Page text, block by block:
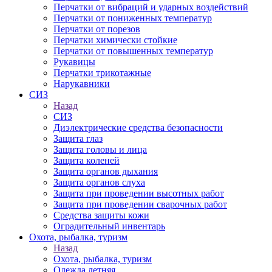
Перчатки от вибраций и ударных воздействий
Перчатки от пониженных температур
Перчатки от порезов
Перчатки химически стойкие
Перчатки от повышенных температур
Рукавицы
Перчатки трикотажные
Нарукавники
СИЗ
Назад
СИЗ
Диэлектрические средства безопасности
Защита глаз
Защита головы и лица
Защита коленей
Защита органов дыхания
Защита органов слуха
Защита при проведении высотных работ
Защита при проведении сварочных работ
Средства защиты кожи
Оградительный инвентарь
Охота, рыбалка, туризм
Назад
Охота, рыбалка, туризм
Одежда летняя